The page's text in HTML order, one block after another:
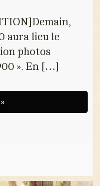
aura lieu le
photos
». En […]